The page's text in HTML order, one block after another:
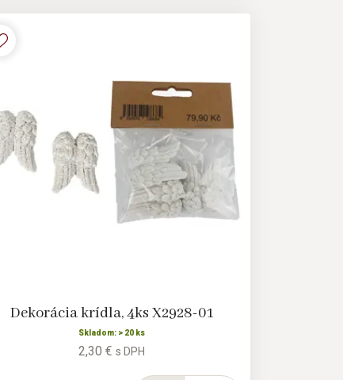
Dekorácia krídla, 4ks X2928-01
Skladom: > 20 ks
2,30 € s DPH